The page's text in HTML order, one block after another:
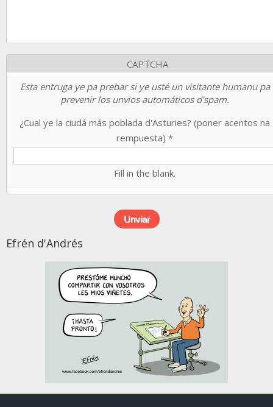
CAPTCHA
Esta entruga ye pa prebar si ye usté un visitante humanu pa
prevenir los unvios automáticos d'spam.
¿Cual ye la ciudá más poblada d'Asturies? (poner acentos na
rempuesta) *
Fill in the blank.
Efrén d'Andrés